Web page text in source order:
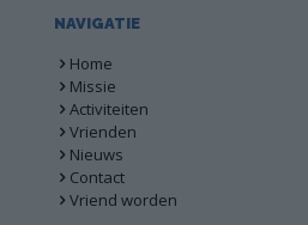
NAVIGATIE
Home
Missie
Activiteiten
Vrienden
Nieuws
Contact
Vriend worden